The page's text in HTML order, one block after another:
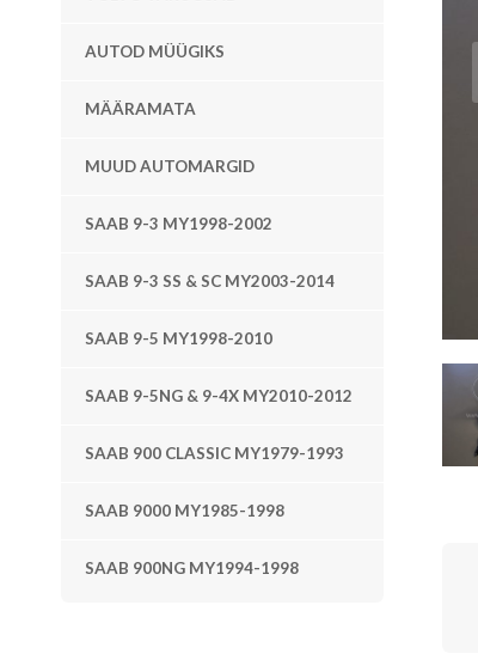
AUTOD MÜÜGIKS
MÄÄRAMATA
MUUD AUTOMARGID
SAAB 9-3 MY1998-2002
SAAB 9-3 SS & SC MY2003-2014
SAAB 9-5 MY1998-2010
SAAB 9-5NG & 9-4X MY2010-2012
SAAB 900 CLASSIC MY1979-1993
SAAB 9000 MY1985-1998
SAAB 900NG MY1994-1998